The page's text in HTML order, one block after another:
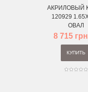
АКРИЛОВЫЙ
120929
ОВАЛ
8 715
КУПИТЬ